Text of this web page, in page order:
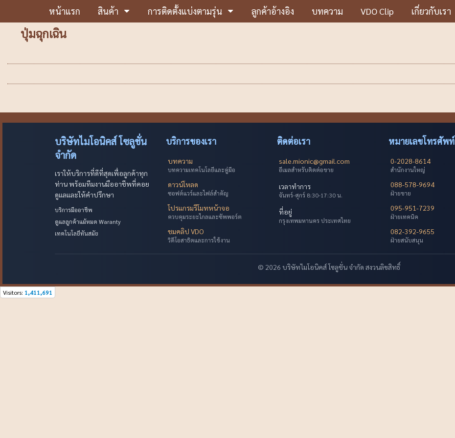
หน้าแรก สินค้า การติดตั้งแบ่งตามรุ่น ลูกค้าอ้างอิง บทความ VDO Clip เกี่ยวกับเรา
ปุ่มฉุกเฉิน
บริษัทไมโอนิคส์ โซลูชั่น
จำกัด
เราให้บริการที่ดีที่สุดเพื่อลูกค้าทุก
ท่าน พร้อมทีมงานมืออาชีพที่คอย
ดูแลและให้คำปรึกษา
บริการมืออาชีพ
ดูแลลูกค้าแม้หมด Waranty
เทคโนโลยีทันสมัย
บริการของเรา
บทความ
บทความเทคโนโลยีและคู่มือ
ดาวน์โหลด
ซอฟต์แวร์และไฟล์สำคัญ
โปรแกรมรีโมทหน้าจอ
ควบคุมระยะไกลและซัพพอร์ต
ชมคลิป VDO
วิดีโอสาธิตและการใช้งาน
ติดต่อเรา
sale.mionic@gmail.com
อีเมลสำหรับติดต่อขาย
เวลาทำการ
จันทร์-ศุกร์ 8:30-17:30 น.
ที่อยู่
กรุงเทพมหานคร ประเทศไทย
หมายเลขโทรศัพท์
0-2028-8614
สำนักงานใหญ่
088-578-9694
ฝ่ายขาย
095-951-7239
ฝ่ายเทคนิค
082-392-9655
ฝ่ายสนับสนุน
© 2026 บริษัทไมโอนิคส์ โซลูชั่น จำกัด สงวนลิขสิทธิ์
Visitors: 1,411,691